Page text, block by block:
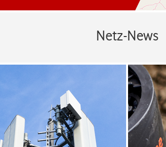
Netz-News